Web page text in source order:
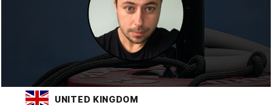
UNITED KINGDOM